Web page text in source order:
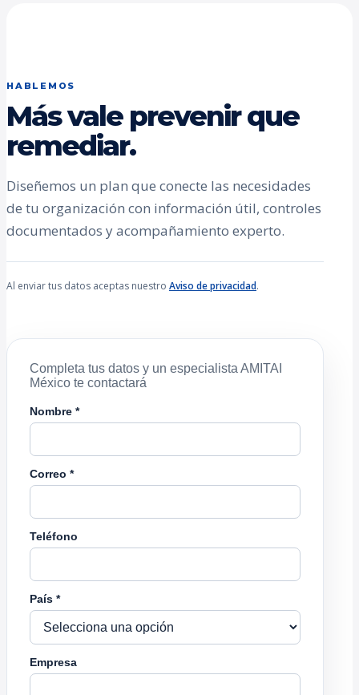
HABLEMOS
Más vale prevenir que
remediar.
Diseñemos un plan que conecte las necesidades
de tu organización con información útil, controles
documentados y acompañamiento experto.
Al enviar tus datos aceptas nuestro Aviso de privacidad.